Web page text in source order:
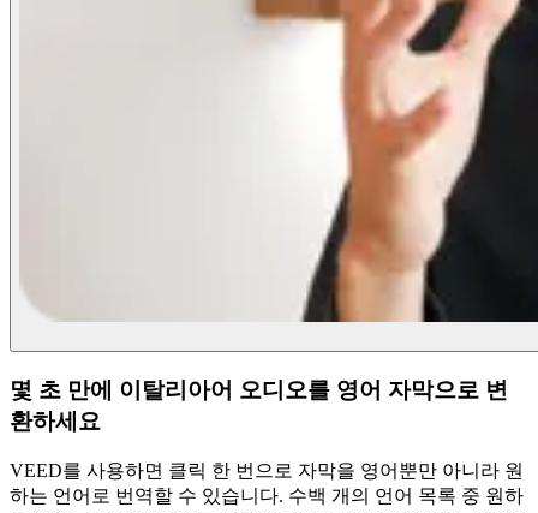
몇 초 만에 이탈리아어 오디오를 영어 자막으로 변
환하세요
VEED를 사용하면 클릭 한 번으로 자막을 영어뿐만 아니라 원
하는 언어로 번역할 수 있습니다. 수백 개의 언어 목록 중 원하